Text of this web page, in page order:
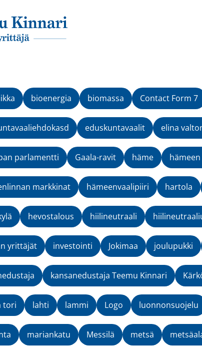
bioenergia biomassa Contact Form 7
eduskuntavaalit elina
parlamentti Gaala-ravit häme
markkinat hämeenvaalipiiri hartola
hevostalous hiilineutraali
yrittäjät investointi Jokimaa joulupukki
kansanedustaja Teemu Kinnari
tori lahti lammi Logo luonnonsuojelu
mariankatu Messilä metsä